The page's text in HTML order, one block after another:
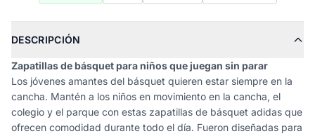
DESCRIPCIÓN
Zapatillas de básquet para niños que juegan sin parar
Los jóvenes amantes del básquet quieren estar siempre en la
cancha. Mantén a los niños en movimiento en la cancha, el
colegio y el parque con estas zapatillas de básquet adidas que
ofrecen comodidad durante todo el día. Fueron diseñadas para